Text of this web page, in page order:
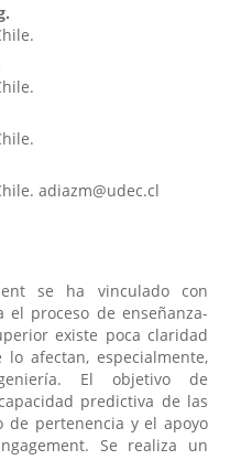
adiazm@udec.cl
se ha vinculado con
proceso de enseñanza-
existe poca claridad
afectan, especialmente,
El objetivo de
predictiva de las
de pertenencia y el apoyo
Se realiza un